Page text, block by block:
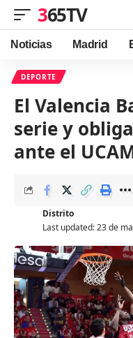
365TV
Noticias Madrid
DEPORTE
El Valencia
serie y
ante el
Last updated: 23 de
Distrito